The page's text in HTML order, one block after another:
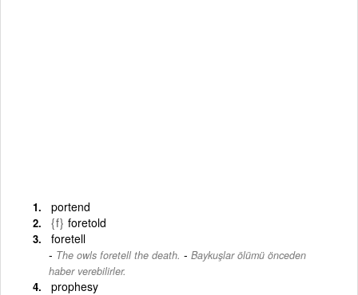
portend
{f} foretold
foretell
The owls foretell the death. - Baykuşlar ölümü önceden
haber verebilirler.
prophesy